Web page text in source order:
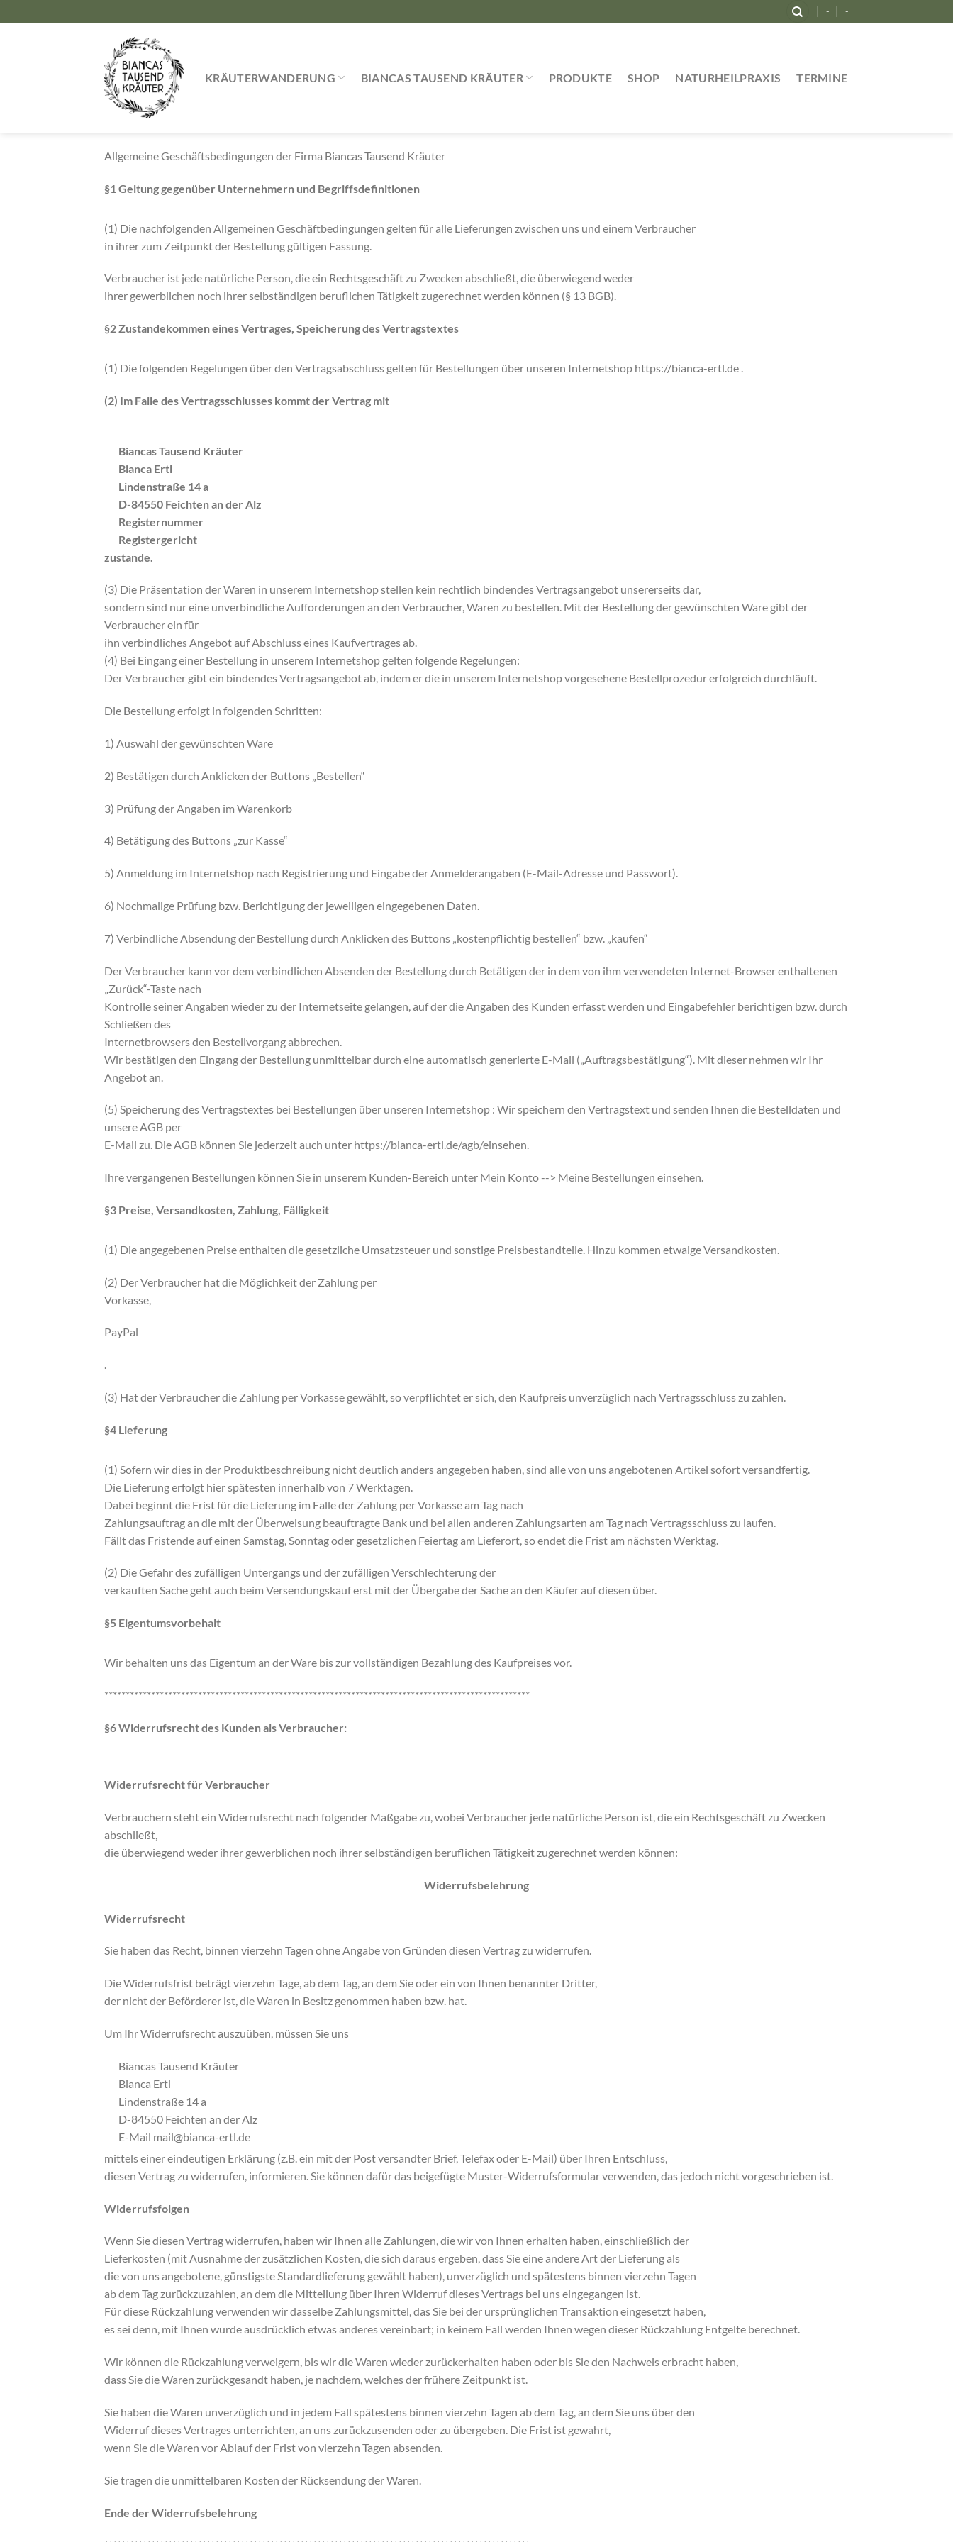
Inhalt
- -
KRÄUTERWANDERUNG BIANCAS TAUSEND KRÄUTER PRODUKTE SHOP NATURHEILPRAXIS TERMINE
Allgemeine Geschäftsbedingungen der Firma Biancas Tausend Kräuter
§1 Geltung gegenüber Unternehmern und Begriffsdefinitionen
(1) Die nachfolgenden Allgemeinen Geschäftbedingungen gelten für alle Lieferungen zwischen uns und einem Verbraucher
in ihrer zum Zeitpunkt der Bestellung gültigen Fassung.
Verbraucher ist jede natürliche Person, die ein Rechtsgeschäft zu Zwecken abschließt, die überwiegend weder
ihrer gewerblichen noch ihrer selbständigen beruflichen Tätigkeit zugerechnet werden können (§ 13 BGB).
§2 Zustandekommen eines Vertrages, Speicherung des Vertragstextes
(1) Die folgenden Regelungen über den Vertragsabschluss gelten für Bestellungen über unseren Internetshop https://bianca-ertl.de .
(2) Im Falle des Vertragsschlusses kommt der Vertrag mit
Biancas Tausend Kräuter
Bianca Ertl
Lindenstraße 14 a
D-84550 Feichten an der Alz
Registernummer
Registergericht
zustande.
(3) Die Präsentation der Waren in unserem Internetshop stellen kein rechtlich bindendes Vertragsangebot unsererseits dar,
sondern sind nur eine unverbindliche Aufforderungen an den Verbraucher, Waren zu bestellen. Mit der Bestellung der gewünschten Ware gibt der
Verbraucher ein für
ihn verbindliches Angebot auf Abschluss eines Kaufvertrages ab.
(4) Bei Eingang einer Bestellung in unserem Internetshop gelten folgende Regelungen:
Der Verbraucher gibt ein bindendes Vertragsangebot ab, indem er die in unserem Internetshop vorgesehene Bestellprozedur erfolgreich durchläuft.
Die Bestellung erfolgt in folgenden Schritten:
1) Auswahl der gewünschten Ware
2) Bestätigen durch Anklicken der Buttons „Bestellen“
3) Prüfung der Angaben im Warenkorb
4) Betätigung des Buttons „zur Kasse“
5) Anmeldung im Internetshop nach Registrierung und Eingabe der Anmelderangaben (E-Mail-Adresse und Passwort).
6) Nochmalige Prüfung bzw. Berichtigung der jeweiligen eingegebenen Daten.
7) Verbindliche Absendung der Bestellung durch Anklicken des Buttons „kostenpflichtig bestellen“ bzw. „kaufen“
Der Verbraucher kann vor dem verbindlichen Absenden der Bestellung durch Betätigen der in dem von ihm verwendeten Internet-Browser enthaltenen
„Zurück“-Taste nach
Kontrolle seiner Angaben wieder zu der Internetseite gelangen, auf der die Angaben des Kunden erfasst werden und Eingabefehler berichtigen bzw. durch
Schließen des
Internetbrowsers den Bestellvorgang abbrechen.
Wir bestätigen den Eingang der Bestellung unmittelbar durch eine automatisch generierte E-Mail („Auftragsbestätigung“). Mit dieser nehmen wir Ihr
Angebot an.
(5) Speicherung des Vertragstextes bei Bestellungen über unseren Internetshop : Wir speichern den Vertragstext und senden Ihnen die Bestelldaten und
unsere AGB per
E-Mail zu. Die AGB können Sie jederzeit auch unter https://bianca-ertl.de/agb/einsehen.
Ihre vergangenen Bestellungen können Sie in unserem Kunden-Bereich unter Mein Konto --> Meine Bestellungen einsehen.
§3 Preise, Versandkosten, Zahlung, Fälligkeit
(1) Die angegebenen Preise enthalten die gesetzliche Umsatzsteuer und sonstige Preisbestandteile. Hinzu kommen etwaige Versandkosten.
(2) Der Verbraucher hat die Möglichkeit der Zahlung per
Vorkasse,
PayPal
.
(3) Hat der Verbraucher die Zahlung per Vorkasse gewählt, so verpflichtet er sich, den Kaufpreis unverzüglich nach Vertragsschluss zu zahlen.
§4 Lieferung
(1) Sofern wir dies in der Produktbeschreibung nicht deutlich anders angegeben haben, sind alle von uns angebotenen Artikel sofort versandfertig.
Die Lieferung erfolgt hier spätesten innerhalb von 7 Werktagen.
Dabei beginnt die Frist für die Lieferung im Falle der Zahlung per Vorkasse am Tag nach
Zahlungsauftrag an die mit der Überweisung beauftragte Bank und bei allen anderen Zahlungsarten am Tag nach Vertragsschluss zu laufen.
Fällt das Fristende auf einen Samstag, Sonntag oder gesetzlichen Feiertag am Lieferort, so endet die Frist am nächsten Werktag.
(2) Die Gefahr des zufälligen Untergangs und der zufälligen Verschlechterung der
verkauften Sache geht auch beim Versendungskauf erst mit der Übergabe der Sache an den Käufer auf diesen über.
§5 Eigentumsvorbehalt
Wir behalten uns das Eigentum an der Ware bis zur vollständigen Bezahlung des Kaufpreises vor.
****************************************************************************************************
§6 Widerrufsrecht des Kunden als Verbraucher:
Widerrufsrecht für Verbraucher
Verbrauchern steht ein Widerrufsrecht nach folgender Maßgabe zu, wobei Verbraucher jede natürliche Person ist, die ein Rechtsgeschäft zu Zwecken
abschließt,
die überwiegend weder ihrer gewerblichen noch ihrer selbständigen beruflichen Tätigkeit zugerechnet werden können:
Widerrufsbelehrung
Widerrufsrecht
Sie haben das Recht, binnen vierzehn Tagen ohne Angabe von Gründen diesen Vertrag zu widerrufen.
Die Widerrufsfrist beträgt vierzehn Tage, ab dem Tag, an dem Sie oder ein von Ihnen benannter Dritter,
der nicht der Beförderer ist, die Waren in Besitz genommen haben bzw. hat.
Um Ihr Widerrufsrecht auszuüben, müssen Sie uns
Biancas Tausend Kräuter
Bianca Ertl
Lindenstraße 14 a
D-84550 Feichten an der Alz
E-Mail mail@bianca-ertl.de
mittels einer eindeutigen Erklärung (z.B. ein mit der Post versandter Brief, Telefax oder E-Mail) über Ihren Entschluss,
diesen Vertrag zu widerrufen, informieren. Sie können dafür das beigefügte Muster-Widerrufsformular verwenden, das jedoch nicht vorgeschrieben ist.
Widerrufsfolgen
Wenn Sie diesen Vertrag widerrufen, haben wir Ihnen alle Zahlungen, die wir von Ihnen erhalten haben, einschließlich der
Lieferkosten (mit Ausnahme der zusätzlichen Kosten, die sich daraus ergeben, dass Sie eine andere Art der Lieferung als
die von uns angebotene, günstigste Standardlieferung gewählt haben), unverzüglich und spätestens binnen vierzehn Tagen
ab dem Tag zurückzuzahlen, an dem die Mitteilung über Ihren Widerruf dieses Vertrags bei uns eingegangen ist.
Für diese Rückzahlung verwenden wir dasselbe Zahlungsmittel, das Sie bei der ursprünglichen Transaktion eingesetzt haben,
es sei denn, mit Ihnen wurde ausdrücklich etwas anderes vereinbart; in keinem Fall werden Ihnen wegen dieser Rückzahlung Entgelte berechnet.
Wir können die Rückzahlung verweigern, bis wir die Waren wieder zurückerhalten haben oder bis Sie den Nachweis erbracht haben,
dass Sie die Waren zurückgesandt haben, je nachdem, welches der frühere Zeitpunkt ist.
Sie haben die Waren unverzüglich und in jedem Fall spätestens binnen vierzehn Tagen ab dem Tag, an dem Sie uns über den
Widerruf dieses Vertrages unterrichten, an uns zurückzusenden oder zu übergeben. Die Frist ist gewahrt,
wenn Sie die Waren vor Ablauf der Frist von vierzehn Tagen absenden.
Sie tragen die unmittelbaren Kosten der Rücksendung der Waren.
Ende der Widerrufsbelehrung